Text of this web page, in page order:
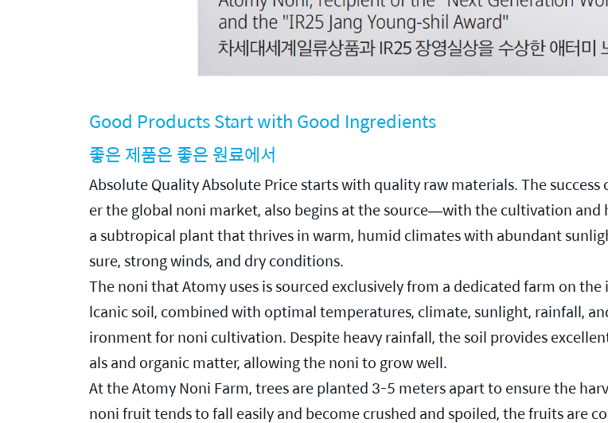
Good Products Start with Good Ingredients
좋은 제품은 좋은 원료에서
Absolute Quality Absolute Price starts with quality raw materials. The
er the global noni market, also begins at the source—with the cultivation
a subtropical plant that thrives in warm, humid climates with abundant
sure, strong winds, and dry conditions.
The noni that Atomy uses is sourced exclusively from a dedicated farm on the
lcanic soil, combined with optimal temperatures, climate, sunlight, rainfall,
ironment for noni cultivation. Despite heavy rainfall, the soil provides
als and organic matter, allowing the noni to grow well.
At the Atomy Noni Farm, trees are planted 3-5 meters apart to ensure the
noni fruit tends to fall easily and become crushed and spoiled, the fruits are